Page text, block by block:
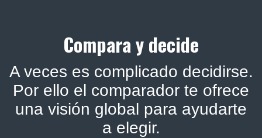
Compara y decide
A veces es complicado decidirse.
Por ello el comparador te ofrece
una visión global para ayudarte
a elegir.